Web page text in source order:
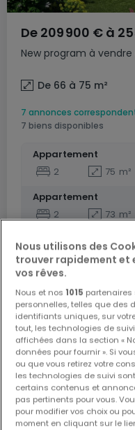
New program à vendre
De 209 900 € à
De 66 à 75 m²
7 annonces
7 biens disponibles
Appartement
2
75 m²
Appartement
2
73 m²
Appartement
2
66 m²
2
73 m²
Appartement
2
66 m²
Nous utilisons des
trouver rapidement et
vos rêves.
Nous et nos 1015
personnelles, telles que des
identifiants uniques, sur
tout, les technologies de
affichées dans la section «
données pour fournir ». Si
ou que vous retirez votre
les technologies de suivi
certains contenus et
pas pertinents pour vous.
pour modifier vos choix ou
moment en cliquant sur le